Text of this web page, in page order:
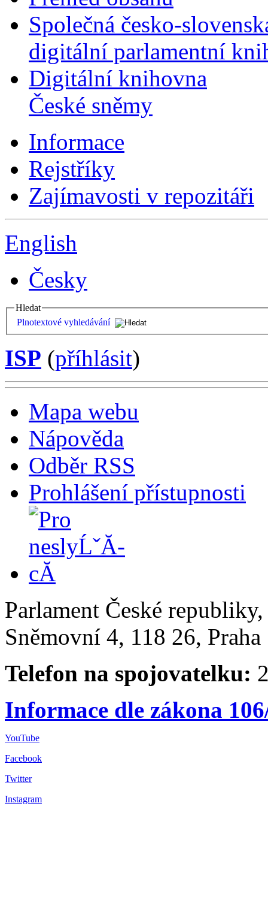
Společná česko-
digitální parlamentní
Digitální knihovna
České sněmy
Informace
Rejstříky
Zajímavosti v repozitáři
English
Česky
Hledat
Plnotextové vyhledávání
ISP (příhlásit)
Mapa webu
Nápověda
Odběr RSS
Prohlášení přístupnosti
Parlament České
Sněmovní 4, 118 26,
Telefon na spojovatelku:
Informace dle zákona
YouTube
Facebook
Twitter
Instagram